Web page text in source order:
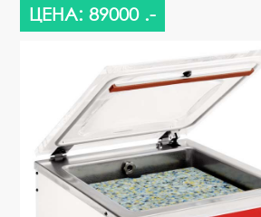
ЦЕНА: 89000 .-